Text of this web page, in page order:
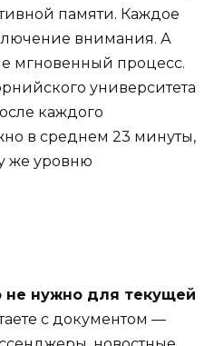
памяти. Каждое
внимания. А
мгновенный процесс.
университета
каждого
в среднем 23 минуты,
же уровню
не нужно для текущей
с документом —